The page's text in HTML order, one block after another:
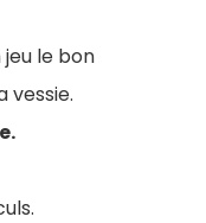
le bon
vessie.